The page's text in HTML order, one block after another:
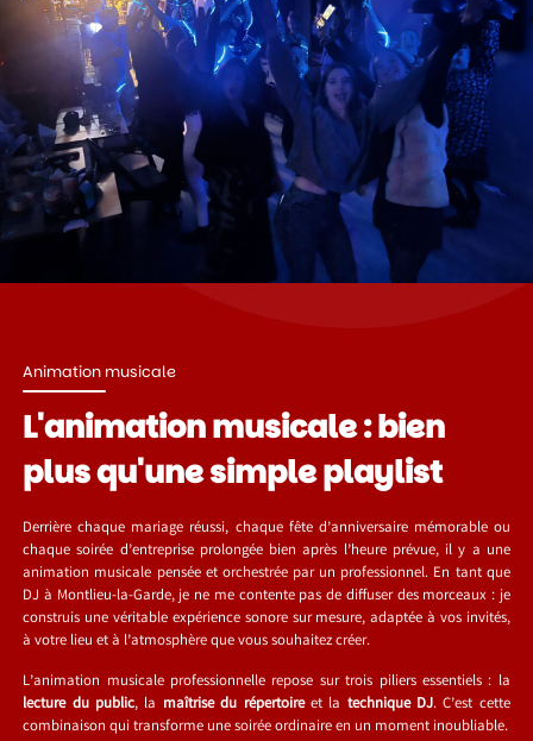
Animation musicale
L'animation musicale : bien
plus qu'une simple playlist
Derrière chaque mariage réussi, chaque fête d’anniversaire mémorable ou
chaque soirée d’entreprise prolongée bien après l’heure prévue, il y a une
animation musicale pensée et orchestrée par un professionnel. En tant que
DJ à Montlieu-la-Garde, je ne me contente pas de diffuser des morceaux : je
construis une véritable expérience sonore sur mesure, adaptée à vos invités,
à votre lieu et à l’atmosphère que vous souhaitez créer.
L’animation musicale professionnelle repose sur trois piliers essentiels : la
lecture du public, la maîtrise du répertoireet la technique DJ. C’est cette
combinaison qui transforme une soirée ordinaire en un moment inoubliable.